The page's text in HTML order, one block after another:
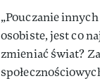
„Pouczanie
osobiste, jest co
zmieniać świat?